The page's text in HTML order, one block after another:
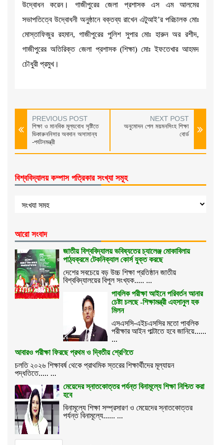
উদ্বোধন করেন। গাজীপুরের জেলা প্রশাসক এস এম আলমের
সভাপতিত্বে উদ্বোধনী অনুষ্ঠানে বক্তব্য রাখেন এটুআই’র পরিচালক মোঃ
মোস্তাফিজুর রহমান, গাজীপুরের পুলিশ সুপার মোঃ হারুন অর রশীদ,
গাজীপুরের অতিরিক্ত জেলা প্রশাসক (শিক্ষা) মোঃ ইফতেখার আহমদ
চৌধুরী প্রমুখ।
PREVIOUS POST
শিক্ষা ও মানবিক মূল্যবোধ সৃষ্টিতে
ভিকারুননিসার অবদান অসামান্য
-পর্যটনমন্ত্রী
NEXT POST
অনুমোদন পেল ময়মনসিংহ শিক্ষা
বোর্ড
বিশ্ববিদ্যালয় কম্পাস পত্রিকার সংখ্যা সমূহ
আরো সংবাদ
জাতীয় বিশ্ববিদ্যালয় ভবিষ্যতের চ্যালেঞ্জ মোকাবিলায়
পাঠ্যক্রমে টেকনিক্যাল কোর্স যুক্ত করছে
দেশের সবচেয়ে বড় উচ্চ শিক্ষা প্রতিষ্ঠান জাতীয়
বিশ্ববিদ্যালয়ের বিপুল সংখ্যক..... ...
পাবলিক পরীক্ষা আইনে পরিবর্তন আনার
চেষ্টা চলছে -শিক্ষামন্ত্রী এহসানুল হক
মিলন
এসএসসি-এইচএসসির মতো পাবলিক
পরীক্ষার আইন পাল্টাতে হবে জানিয়ে......
...
আবারও পরীক্ষা ফিরছে প্রথম ও দ্বিতীয় শ্রেণিতে
চলতি ২০২৬ শিক্ষাবর্ষ থেকে প্রাথমিক স্তরের শিক্ষার্থীদের মূল্যায়ন
পদ্ধতিতে..... ...
মেয়েদের স্নাতকোত্তর পর্যন্ত বিনামূল্যে শিক্ষা নিশ্চিত করা
হবে
বিনামূল্যে শিক্ষা সম্প্রসারণ ও মেয়েদের স্নাতকোত্তর
পর্যন্ত বিনামূল্যে...... ...